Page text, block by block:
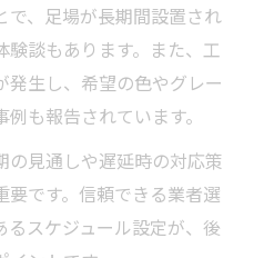
で、足場が長期間設置され
談もあります。また、工
生し、希望の色やグレー
も報告されています。
の見通しや遅延時の対応策
です。信頼できる業者選
スケジュール設定が、後